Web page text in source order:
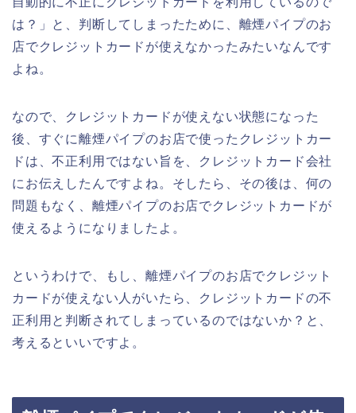
は？」と、判断してしまったために、離煙パイプのお
店でクレジットカードが使えなかったみたいなんです
よね。
なので、クレジットカードが使えない状態になった
後、すぐに離煙パイプのお店で使ったクレジットカー
ドは、不正利用ではない旨を、クレジットカード会社
にお伝えしたんですよね。そしたら、その後は、何の
問題もなく、離煙パイプのお店でクレジットカードが
使えるようになりましたよ。
というわけで、もし、離煙パイプのお店でクレジット
カードが使えない人がいたら、クレジットカードの不
正利用と判断されてしまっているのではないか？と、
考えるといいですよ。